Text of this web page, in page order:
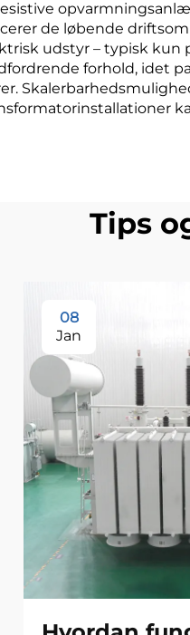
de løbende
udstyr – typisk
forhold, idet
Tips
08
Jan